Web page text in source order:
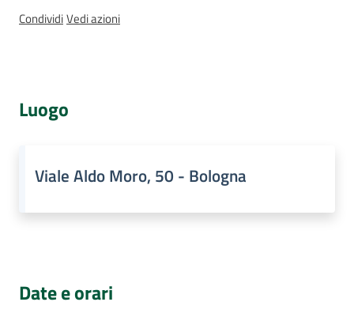
Argomenti
Per i cittadini
CondividiVedi azioni
Luogo
Viale Aldo Moro, 50 - Bologna
Date e orari